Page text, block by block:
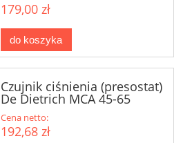
179,00 zł
do koszyka
Czujnik ciśnienia (presostat)
De Dietrich MCA 45-65
Cena netto:
192,68 zł